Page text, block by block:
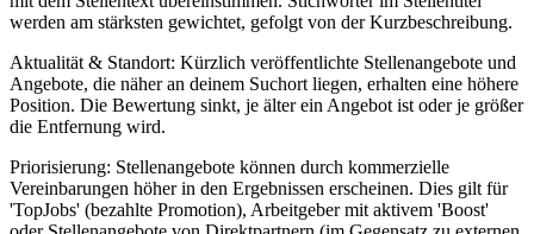
werden am stärksten gewichtet, gefolgt von der Kurzbeschreibung.
Aktualität & Standort: Kürzlich veröffentlichte Stellenangebote und
Angebote, die näher an deinem Suchort liegen, erhalten eine höhere
Position. Die Bewertung sinkt, je älter ein Angebot ist oder je größer
die Entfernung wird.
Priorisierung: Stellenangebote können durch kommerzielle
Vereinbarungen höher in den Ergebnissen erscheinen. Dies gilt für
'TopJobs' (bezahlte Promotion), Arbeitgeber mit aktivem 'Boost'